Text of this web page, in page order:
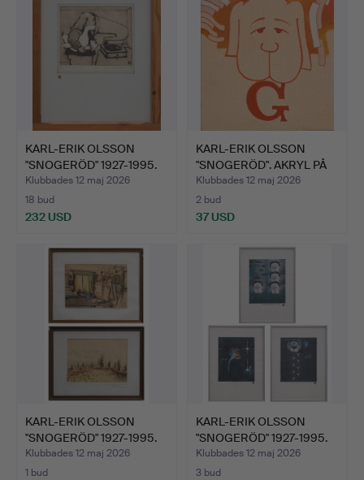
KARL-ERIK OLSSON
"SNOGERÖD" 1927-1995.
ETS…
Klubbades 12 maj 2026
18 bud
232 USD
KARL-ERIK OLSSON
"SNOGERÖD". AKRYL PÅ
DUK,…
Klubbades 12 maj 2026
2 bud
37 USD
KARL-ERIK OLSSON
"SNOGERÖD" 1927-1995.
TVÅ…
Klubbades 12 maj 2026
1 bud
KARL-ERIK OLSSON
"SNOGERÖD" 1927-1995.
TRE…
Klubbades 12 maj 2026
3 bud